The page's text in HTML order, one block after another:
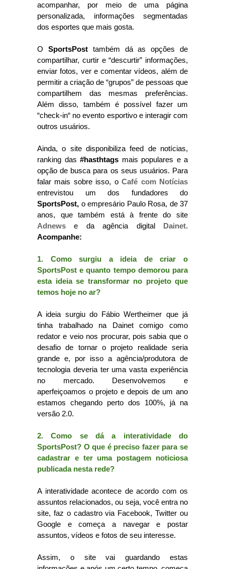
acompanhar, por meio de uma página
personalizada, informações segmentadas
dos esportes que mais gosta.
O SportsPosttambém dá as opções de
compartilhar, curtir e “descurtir” informações,
enviar fotos, ver e comentar vídeos, além de
permitir a criação de “grupos” de pessoas que
compartilhem das mesmas preferências.
Além disso, também é possível fazer um
“check-in“ no evento esportivo e interagir com
outros usuários.
Ainda, o site disponibiliza feed de notícias,
ranking das #hasthtags mais populares e a
opção de busca para os seus usuários. Para
falar mais sobre isso, oCafé com Notícias
entrevistou um dos fundadores do
SportsPost, o empresário Paulo Rosa, de 37
anos, que também está à frente do site
Adnews
e da agência digital Dainet.
Acompanhe:
1. Como surgiu a ideia de criar o
SportsPost e quanto tempo demorou para
esta ideia se transformar no projeto que
temos hoje no ar?
A ideia surgiu do Fábio Wertheimer que já
tinha trabalhado na Dainet comigo como
redator e veio nos procurar, pois sabia que o
desafio de tornar o projeto realidade seria
grande e, por isso a agência/produtora de
tecnologia deveria ter uma vasta experiência
no mercado. Desenvolvemos e
aperfeiçoamos o projeto e depois de um ano
estamos chegando perto dos 100%, já na
versão 2.0.
2. Como se dá a interatividade do
SportsPost? O que é preciso fazer para se
cadastrar e ter uma postagem noticiosa
publicada nesta rede?
A interatividade acontece de acordo com os
assuntos relacionados, ou seja, você entra no
site, faz o cadastro via Facebook, Twitter ou
Google e começa a navegar e postar
assuntos, vídeos e fotos de seu interesse.
Assim, o site vai guardando estas